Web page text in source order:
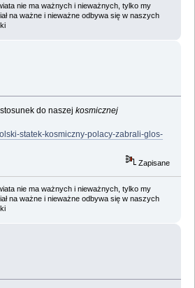
nie ma ważnych i nieważnych, tylko my
na ważne i nieważne odbywa się w naszych
do naszejkosmicznej
statek-kosmiczny-polacy-zabrali-glos-
Zapisane
nie ma ważnych i nieważnych, tylko my
na ważne i nieważne odbywa się w naszych